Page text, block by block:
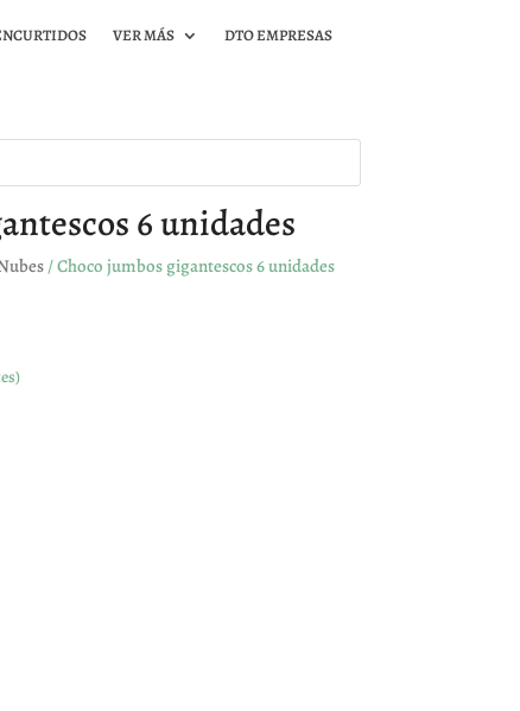
VER MÁS DTO EMPRESAS
6 unidades
/ Choco jumbos gigantescos 6 unidades